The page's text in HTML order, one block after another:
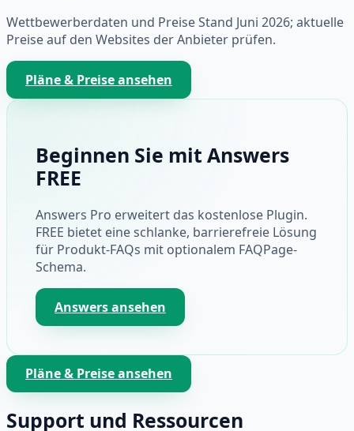
Wettbewerberdaten und Preise Stand Juni 2026; aktuelle
Preise auf den Websites der Anbieter prüfen.
Pläne & Preise ansehen
Beginnen Sie mit Answers
FREE
Answers Pro erweitert das kostenlose Plugin.
FREE bietet eine schlanke, barrierefreie Lösung
für Produkt-FAQs mit optionalem FAQPage-
Schema.
Answers ansehen
Pläne & Preise ansehen
Support und Ressourcen